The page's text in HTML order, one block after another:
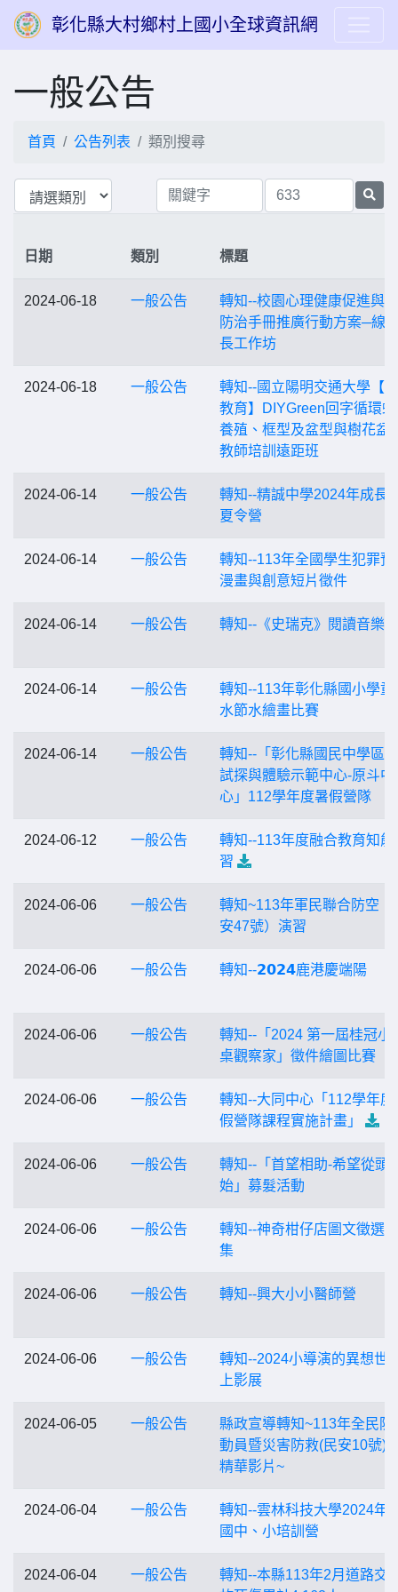
彰化縣大村鄉村上國小全球資訊網
一般公告
首頁 公告列表 類別搜尋
日期 類別 標題
2024-06-18 一般公告
轉知--校園心理健康促進與
防治手冊推廣行動方案─線
長工作坊
2024-06-18 一般公告
轉知--國立陽明交通大學【
教育】DIYGreen回字循環
養殖、框型及盆型與樹花盆
教師培訓遠距班
2024-06-14 一般公告
轉知--精誠中學2024年成長
夏令營
2024-06-14 一般公告
轉知--113年全國學生犯罪預
漫畫與創意短片徵件
2024-06-14 一般公告 轉知--《史瑞克》閱讀音樂劇
2024-06-14 一般公告
轉知--113年彰化縣國小學童
水節水繪畫比賽
2024-06-14 一般公告
轉知--「彰化縣國民中學區
試探與體驗示範中心-原斗中
心」112學年度暑假營隊
2024-06-12 一般公告
轉知--113年度融合教育知能
習
2024-06-06 一般公告
轉知~113年軍民聯合防空（
安47號）演習
2024-06-06 一般公告 轉知--𝟮𝟬𝟮𝟰鹿港慶端陽
2024-06-06 一般公告
轉知--「2024 第一屆桂冠小
桌觀察家」徵件繪圖比賽
2024-06-06 一般公告
轉知--大同中心「112學年度
假營隊課程實施計畫」
2024-06-06 一般公告
轉知--「首望相助-希望從頭
始」募髮活動
2024-06-06 一般公告
轉知--神奇柑仔店圖文徵選
集
2024-06-06 一般公告 轉知--興大小小醫師營
2024-06-06 一般公告
轉知--2024小導演的異想世
上影展
2024-06-05 一般公告
縣政宣導轉知~113年全民防
動員暨災害防救(民安10號)
精華影片~
2024-06-04 一般公告
轉知--雲林科技大學2024年
國中、小培訓營
2024-06-04 一般公告
轉知--本縣113年2月道路交